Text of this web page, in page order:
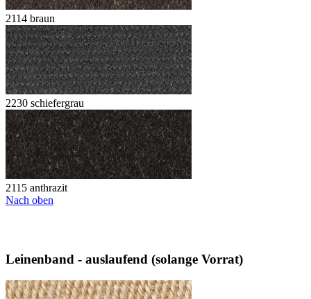
2114 braun
2230 schiefergrau
2115 anthrazit
Nach oben
Leinenband - auslaufend (solange Vorrat)